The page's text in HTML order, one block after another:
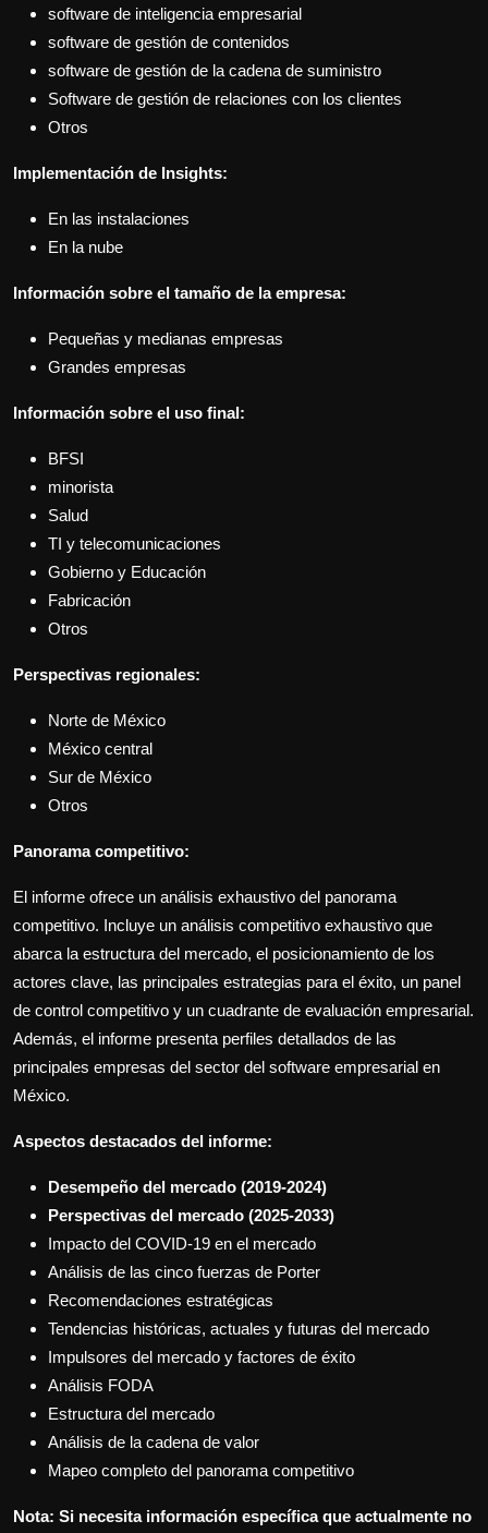
software de inteligencia empresarial
software de gestión de contenidos
software de gestión de la cadena de suministro
Software de gestión de relaciones con los clientes
Otros
Implementación de Insights:
En las instalaciones
En la nube
Información sobre el tamaño de la empresa:
Pequeñas y medianas empresas
Grandes empresas
Información sobre el uso final:
BFSI
minorista
Salud
TI y telecomunicaciones
Gobierno y Educación
Fabricación
Otros
Perspectivas regionales:
Norte de México
México central
Sur de México
Otros
Panorama competitivo:
El informe ofrece un análisis exhaustivo del panorama
competitivo. Incluye un análisis competitivo exhaustivo que
abarca la estructura del mercado, el posicionamiento de los
actores clave, las principales estrategias para el éxito, un panel
de control competitivo y un cuadrante de evaluación empresarial.
Además, el informe presenta perfiles detallados de las
principales empresas del sector del software empresarial en
México.
Aspectos destacados del informe:
Desempeño del mercado (2019-2024)
Perspectivas del mercado (2025-2033)
Impacto del COVID-19 en el mercado
Análisis de las cinco fuerzas de Porter
Recomendaciones estratégicas
Tendencias históricas, actuales y futuras del mercado
Impulsores del mercado y factores de éxito
Análisis FODA
Estructura del mercado
Análisis de la cadena de valor
Mapeo completo del panorama competitivo
Nota: Si necesita información específica que actualmente no